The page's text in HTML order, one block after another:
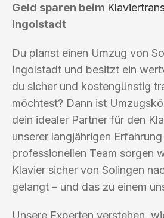
Geld sparen beim
Ingolstadt
Du planst einen Umzug von
Ingolstadt und besitzt ein
du sicher und kostengünstig
möchtest? Dann ist
dein idealer Partner für den
unserer langjährigen
professionellen Team sorgen
Klavier sicher von Solingen
gelangt – und das zu einem
Unsere Experten verstehen,